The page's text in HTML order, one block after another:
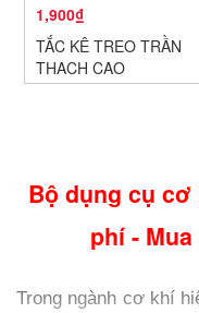
1,900₫
TẮC KÊ TREO TRẦN
THẠCH CAO
Bộ dụng cụ
phí -
Trong ngành cơ khí